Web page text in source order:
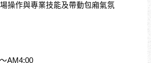
操作與專業技能及帶動包廂氣氛
AM4:00